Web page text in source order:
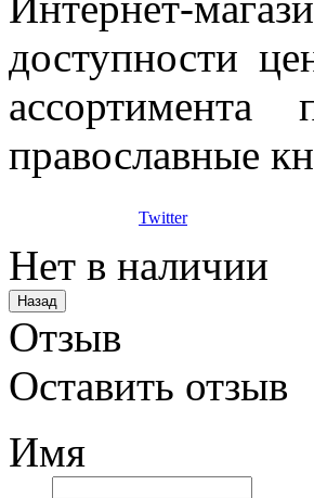
доступности
ассортимента
православные
Twitter
Нет в наличии
Отзыв
Оставить отзыв
Имя